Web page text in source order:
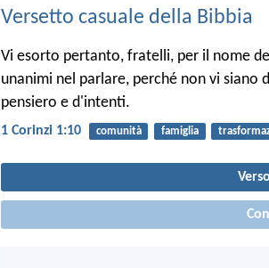
Versetto casuale della Bibbia
Vi esorto pertanto, fratelli, per il nome
unanimi nel parlare, perché non vi
pensiero e d'intenti.
1 Corinzi 1:10 comunità famiglia